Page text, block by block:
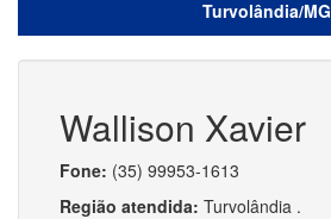
Turvolândia/MG
Wallison Xavier
Fone: (35) 99953-1613
Região atendida: Turvolândia .